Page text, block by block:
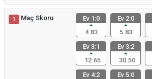
1 Maç Skoru
Ev 1:0
4.83
Ev 2:0
5.83
Ev 3:1
12.65
Ev 3:2
30.50
Ev 4:2
Ev 5:0